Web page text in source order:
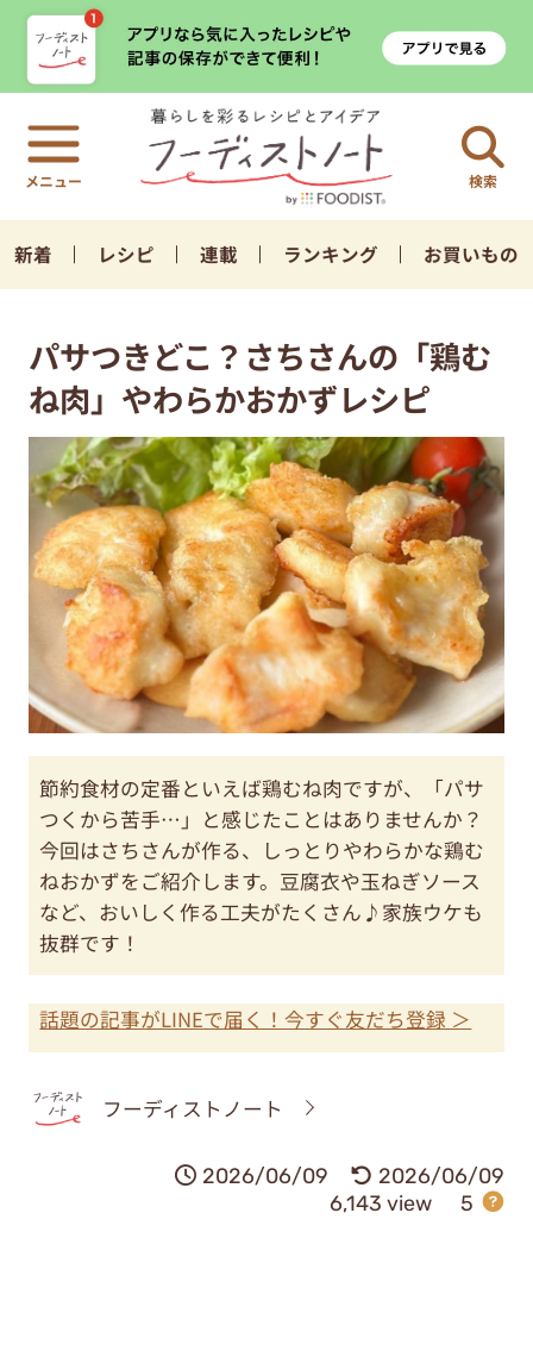
検索
新着 レシピ 連載 ランキング お買いもの
パサつきどこ？さちさんの「鶏む
ね肉」やわらかおかずレシピ
節約食材の定番といえば鶏むね肉ですが、「パサ
つくから苦手…」と感じたことはありませんか？
今回はさちさんが作る、しっとりやわらかな鶏む
ねおかずをご紹介します。豆腐衣や玉ねぎソース
など、おいしく作る工夫がたくさん♪家族ウケも
抜群です！
話題の記事がLINEで届く！今すぐ友だち登録 ＞
フーディストノート
2026/06/09
2026/06/09
6,143 view
5